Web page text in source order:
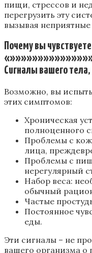
пищи, стрессов и
перегрузить эту
вызывая
Почему вы
Сигналы вашего
Возможно, вы
этих симптомов:
Хроническая
полноценного
Проблемы с
лица,
Проблемы с
нерегулярный
Набор веса:
обычный
Частые
Постоянное
еды.
Эти сигналы – не
вашего организма